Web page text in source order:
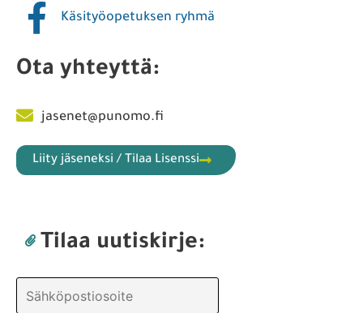
Käsityöopetuksen ryhmä
Ota yhteyttä:
jasenet@punomo.fi
Liity jäseneksi / Tilaa Lisenssi
Tilaa uutiskirje: